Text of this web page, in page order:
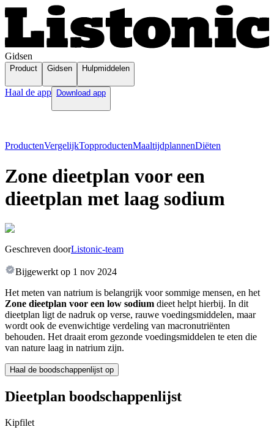
Gidsen
Product Gidsen Hulpmiddelen
Haal de app Download app
ProductenVergelijkTopproductenMaaltijdplannenDiëten
Zone dieetplan voor een
dieetplan met laag sodium
Geschreven doorListonic-team
Bijgewerkt op 1 nov 2024
Het meten van natrium is belangrijk voor sommige mensen, en het
Zone dieetplan voor een low sodium dieet helpt hierbij. In dit
dieetplan ligt de nadruk op verse, rauwe voedingsmiddelen, maar
wordt ook de evenwichtige verdeling van macronutriënten
behouden. Het draait erom gezonde voedingsmiddelen te eten die
van nature laag in natrium zijn.
Haal de boodschappenlijst op
Dieetplan boodschappenlijst
Kipfilet